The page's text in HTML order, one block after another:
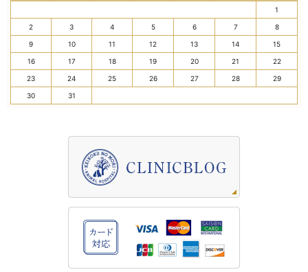
1
2 3 4 5 6 7 8
9 10 11 12 13 14 15
16 17 18 19 20 21 22
23 24 25 26 27 28 29
30 31